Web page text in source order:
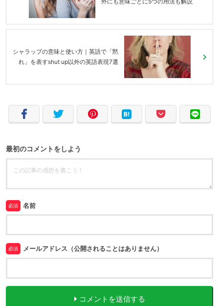
シャラップの意味と使い方｜英語で「黙
れ」を表すshut up以外の英語表現7選
最初のコメントをしよう
必須 名前
必須 メールアドレス（公開されることはありません）
コメントを送信する